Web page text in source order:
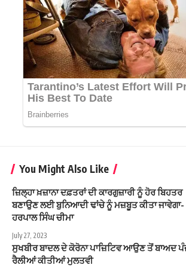
You Might Also Like
ਜ਼ਿਲ੍ਹਾ ਖ਼ਜ਼ਾਨਾ ਦਫ਼ਤਰਾਂ ਦੀ ਕਾਰਗੁਜ਼ਾਰੀ ਨੂੰ ਹੋਰ ਬਿਹਤਰ
ਬਣਾਉਣ ਲਈ ਬੁਨਿਆਦੀ ਢਾਂਚੇ ਨੂੰ ਮਜ਼ਬੂਤ ਕੀਤਾ ਜਾਵੇਗਾ-
ਹਰਪਾਲ ਸਿੰਘ ਚੀਮਾ
July 27, 2023
ਸੁਖਬੀਰ ਬਾਦਲ ਦੇ ਕੋਰੋਨਾ ਪਾਜ਼ਿਟਿਵ ਆਉਣ ਤੋਂ ਬਾਅਦ
ਰੈਲੀਆਂ ਕੀਤੀਆਂ ਮੁਲਤਵੀ